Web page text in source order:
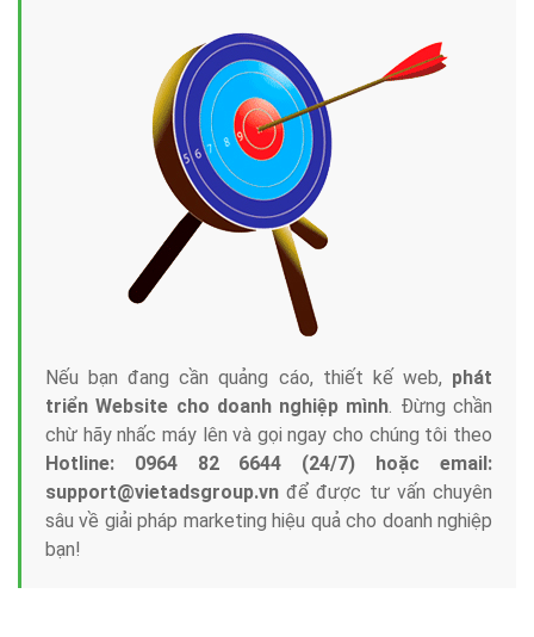
Nếu bạn đang cần quảng cáo, thiết kế web, phát
triển Website cho doanh nghiệp mình. Đừng chần
chừ hãy nhấc máy lên và gọi ngay cho chúng tôi theo
Hotline: 0964 82 6644 (24/7) hoặc email:
support@vietadsgroup.vn để được tư vấn chuyên
sâu về giải pháp marketing hiệu quả cho doanh nghiệp
bạn!